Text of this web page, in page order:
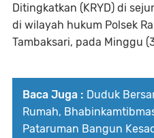
Ditingkatkan (KRYD) di
di wilayah hukum Polsek
Tambaksari, pada Minggu
Baca Juga : Duduk
Rumah,
Pataruman Bangun